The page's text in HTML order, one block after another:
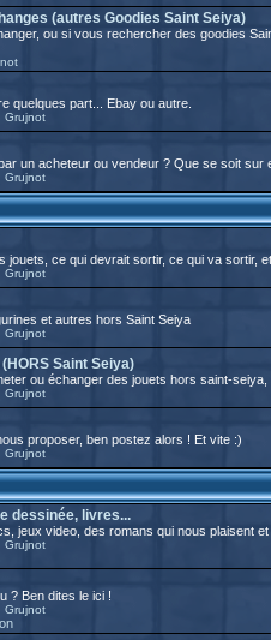
(autres Goodies Saint Seiya)
ou si vous rechercher des goodies
quelques part... Ebay ou autre.
Grujnot
un acheteur ou vendeur ? Que se soit sur
Grujnot
jouets, ce qui devrait sortir, ce qui va sortir,
Grujnot
et autres hors Saint Seiya
Grujnot
Saint Seiya)
ou échanger des jouets hors saint-seiya,
Grujnot
proposer, ben postez alors ! Et vite :)
Grujnot
dessinée, livres...
jeux video, des romans qui nous plaisent
Grujnot
? Ben dites le ici !
Grujnot